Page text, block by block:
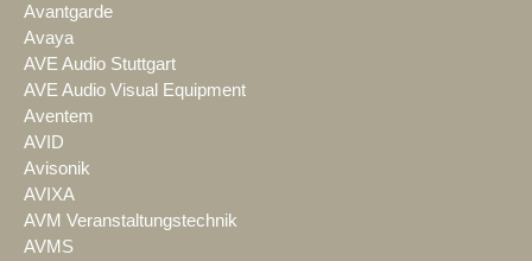
Avantgarde
Avaya
AVE Audio Stuttgart
AVE Audio Visual Equipment
Aventem
AVID
Avisonik
AVIXA
AVM Veranstaltungstechnik
AVMS